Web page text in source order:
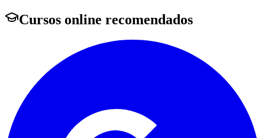
Cursos online recomendados